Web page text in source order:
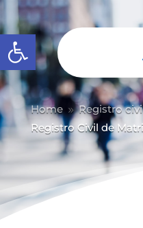
Abrir barra de
Home 9 Registro
Registro Civil de